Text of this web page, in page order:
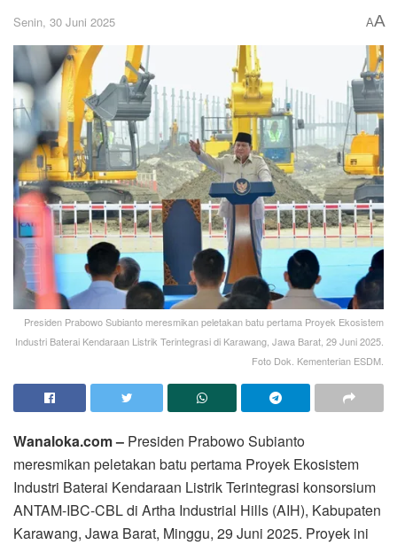
Senin, 30 Juni 2025 AA
Presiden Prabowo Subianto meresmikan peletakan batu pertama Proyek Ekosistem
Industri Baterai Kendaraan Listrik Terintegrasi di Karawang, Jawa Barat, 29 Juni 2025.
Foto Dok. Kementerian ESDM.
Wanaloka.com – Presiden Prabowo Subianto
meresmikan peletakan batu pertama Proyek Ekosistem
Industri Baterai Kendaraan Listrik Terintegrasi konsorsium
ANTAM-IBC-CBL di Artha Industrial Hills (AIH), Kabupaten
Karawang, Jawa Barat, Minggu, 29 Juni 2025. Proyek ini